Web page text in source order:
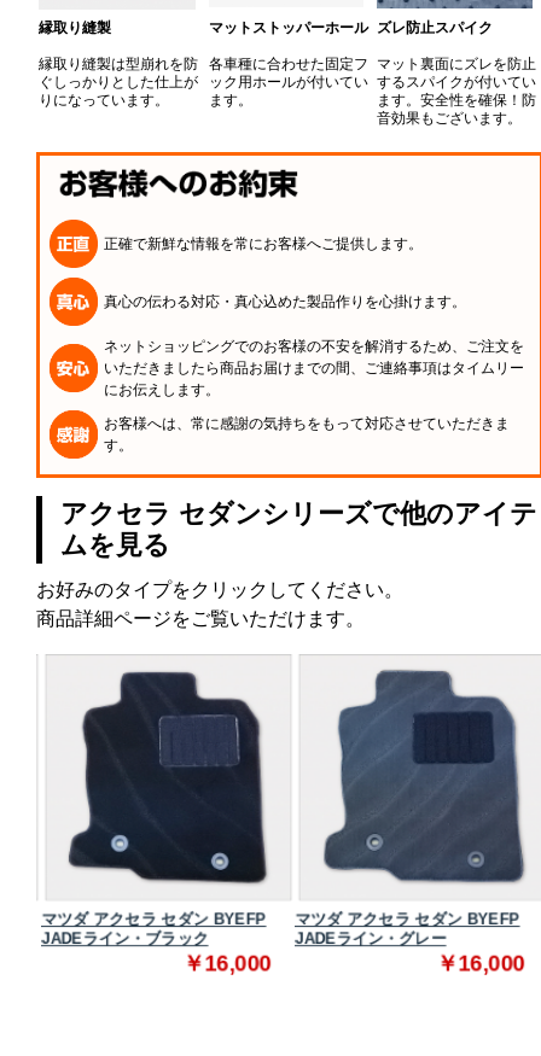
縁取り縫製
縁取り縫製は型崩れを防
ぐしっかりとした仕上が
りになっています。
マットストッパーホール
各車種に合わせた固定フ
ック用ホールが付いてい
ます。
ズレ防止スパイク
マット裏面にズレを防止
するスパイクが付いてい
ます。安全性を確保！防
音効果もございます。
正確で新鮮な情報を常にお客様へご提供します。
真心の伝わる対応・真心込めた製品作りを心掛けます。
ネットショッピングでのお客様の不安を解消するため、ご注文を
いただきましたら商品お届けまでの間、ご連絡事項はタイムリー
にお伝えします。
お客様へは、常に感謝の気持ちをもって対応させていただきま
す。
アクセラ セダンシリーズで他のアイテ
ムを見る
お好みのタイプをクリックしてください。
商品詳細ページをご覧いただけます。
マツダ アクセラ セダン BYEFP
JADEライン・ブラック
￥16,000
マツダ アクセラ セダン BYEFP
JADEライン・グレー
￥16,000